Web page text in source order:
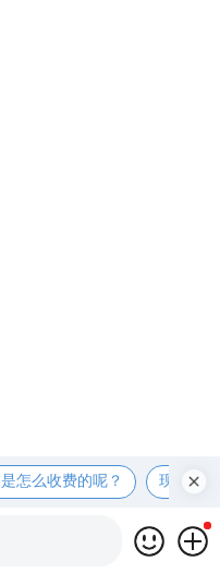
怎么收费的呢？ 现在有